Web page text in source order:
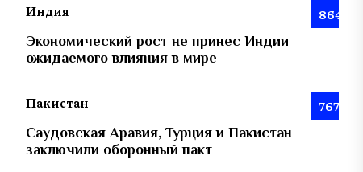
Индия 864
Экономический рост не принес Индии
ожидаемого влияния в мире
Пакистан 767
Саудовская Аравия, Турция и Пакистан
заключили оборонный пакт